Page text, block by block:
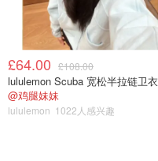
£64.00 £108.00
lululemon Scuba 宽松半拉链卫衣
@鸡腿妹妹
lululemon 1022人感兴趣